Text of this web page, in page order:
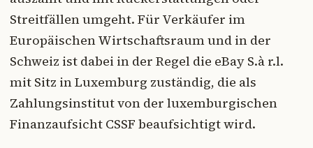
Streitfällen umgeht. Für Verkäufer im
Europäischen Wirtschaftsraum und in der
Schweiz ist dabei in der Regel die eBay S.à r.l.
mit Sitz in Luxemburg zuständig, die als
Zahlungsinstitut von der luxemburgischen
Finanzaufsicht CSSF beaufsichtigt wird.